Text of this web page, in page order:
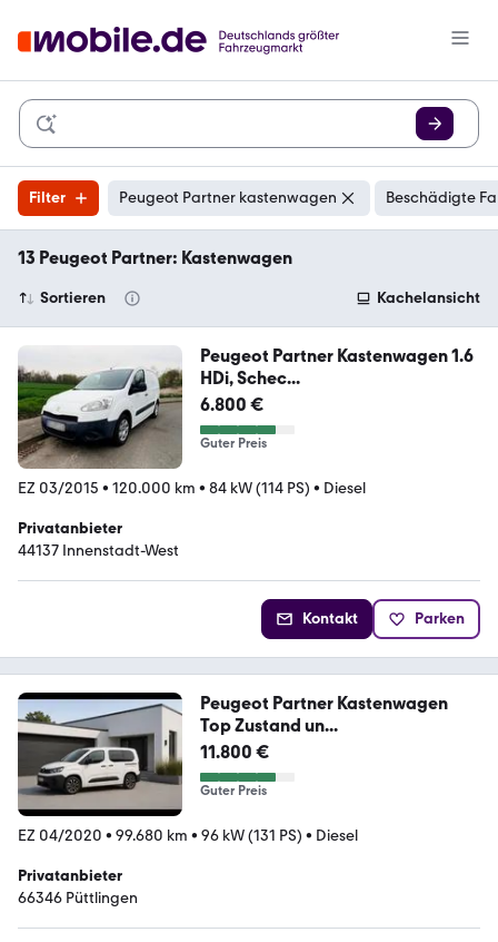
Filter Peugeot Partner kastenwagen Beschädigte
13 Peugeot Partner: Kastenwagen
Sortieren Kachelansicht
Peugeot Partner Kastenwagen 1.6
HDi, Schec...
6.800 €
Guter Preis
EZ 03/2015 • 120.000 km • 84 kW (114 PS) • Diesel
Privatanbieter
44137 Innenstadt-West
Kontakt Parken
Peugeot Partner Kastenwagen
Top Zustand un...
11.800 €
Guter Preis
EZ 04/2020 • 99.680 km • 96 kW (131 PS) • Diesel
Privatanbieter
66346 Püttlingen